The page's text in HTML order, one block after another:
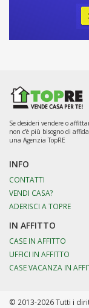
Se desideri vendere o
non c'è più bisogno di
una Agenzia TopRE
INFO
CONTATTI
VENDI CASA?
ADERISCI A TOPRE
IN AFFITTO
CASE IN AFFITTO
UFFICI IN AFFITTO
CASE VACANZA IN
© 2013-2026 Tutti i